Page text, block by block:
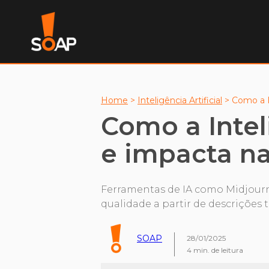
Home > Inteligência Artificial > Como a
Como a
e impacta
Ferramentas de IA como
qualidade a partir de descrições
SOAP
28/01/2025
4 min. de leitura